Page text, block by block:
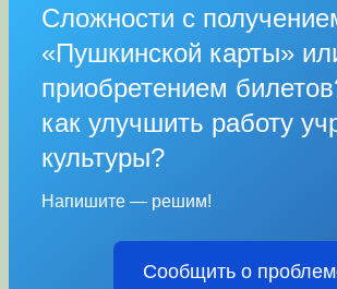
Сложности с
«Пушкинской карты»
приобретением
как улучшить работу
культуры?
Напишите — решим!
Сообщить о